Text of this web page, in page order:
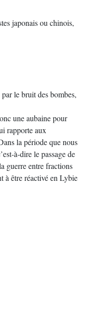
japonais ou chinois,
par le bruit des bombes,
une aubaine pour
rapporte aux
la période que nous
à-dire le passage de
guerre entre fractions
à être réactivé en Lybie